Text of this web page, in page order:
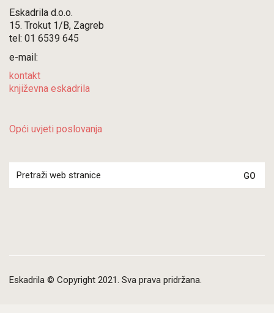
Eskadrila d.o.o.
15. Trokut 1/B, Zagreb
tel: 01 6539 645
e-mail:
kontakt
književna eskadrila
Opći uvjeti poslovanja
for:
Eskadrila © Copyright 2021. Sva prava pridržana.